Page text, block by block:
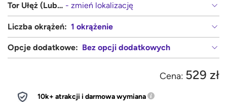
Tor Ułęż (Lublin, Warszawa) - zmień lokalizację
Liczba okrążeń: 1 okrążenie
Opcje dodatkowe: Bez opcji dodatkowych
Cena: 529 zł
10k+ atrakcji i darmowa wymiana